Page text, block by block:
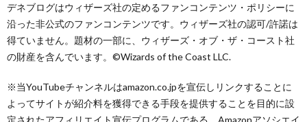
デネブログはウィザーズ社の定めるファンコンテンツ・ポリシーに
沿った非公式のファンコンテンツです。ウィザーズ社の認可/許諾は
得ていません。題材の一部に、ウィザーズ・オブ・ザ・コースト社
の財産を含んでいます。©Wizards of the Coast LLC.
※当YouTubeチャンネルはamazon.co.jpを宣伝しリンクすることに
よってサイトが紹介料を獲得できる手段を提供することを目的に設
定されたアフィリエイト宣伝プログラムである、Amazonアソシエイ